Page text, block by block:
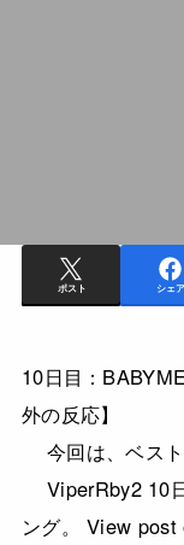
ポスト シェア
10日目：
外の反応】
今回は、ベス
ViperRby2 10
ング。 View